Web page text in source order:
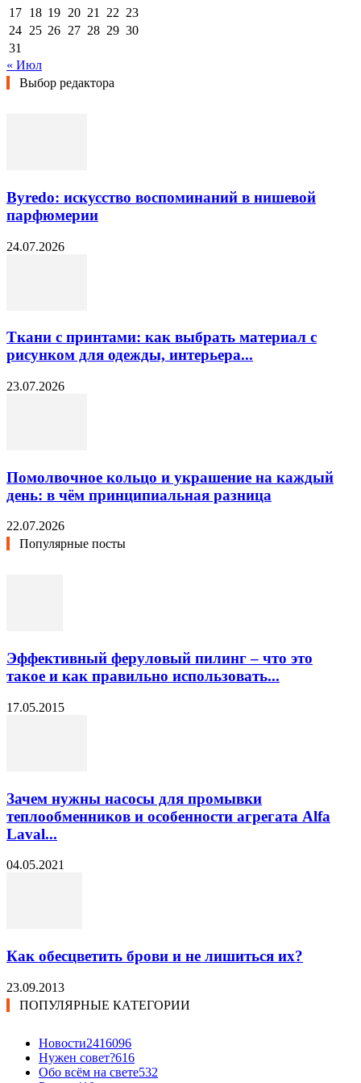
17 18 19 20 21 22 23
24 25 26 27 28 29 30
31
« Июл
Выбор редактора
Byredo: искусство воспоминаний в нишевой
парфюмерии
24.07.2026
Ткани с принтами: как выбрать материал с
рисунком для одежды, интерьера...
23.07.2026
Помолвочное кольцо и украшение на каждый
день: в чём принципиальная разница
22.07.2026
Популярные посты
Эффективный феруловый пилинг – что это
такое и как правильно использовать...
17.05.2015
Зачем нужны насосы для промывки
теплообменников и особенности агрегата Alfa
Laval...
04.05.2021
Как обесцветить брови и не лишиться их?
23.09.2013
ПОПУЛЯРНЫЕ КАТЕГОРИИ
Новости2416096
Нужен совет?616
Обо всём на свете532